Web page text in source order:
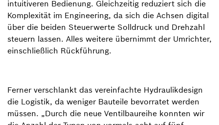
intuitiveren Bedienung. Gleichzeitig reduziert sich die
Komplexität im Engineering, da sich die Achsen digital
über die beiden Steuerwerte Solldruck und Drehzahl
steuern lassen. Alles weitere übernimmt der Umrichter,
einschließlich Rückführung.
Ferner verschlankt das vereinfachte Hydraulikdesign
die Logistik, da weniger Bauteile bevorratet werden
müssen. „Durch die neue Ventilbaureihe konnten wir